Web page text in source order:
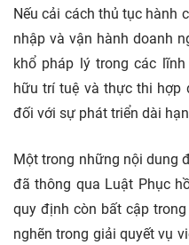
Nếu cải cách thủ tục hành
nhập và vận hành doanh
khổ pháp lý trong các
hữu trí tuệ và thực thi hợp
đối với sự phát triển dài
Một trong những nội dung
đã thông qua Luật Phục
quy định còn bất cập
nghẽn trong giải quyết vụ